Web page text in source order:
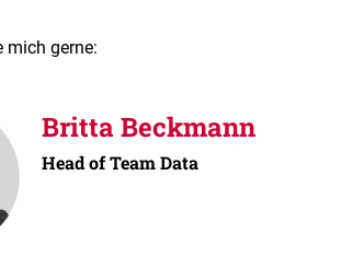
mich gerne:
Britta Beckmann
Head of Team Data